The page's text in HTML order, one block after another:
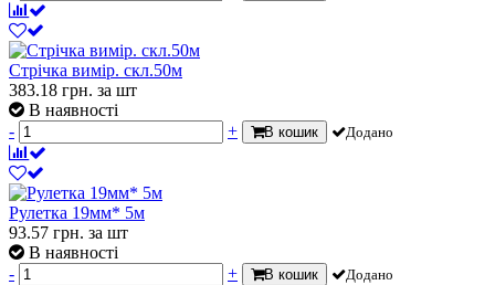
Стрічка вимір. скл.50м
383.18 грн. за шт
В наявності
-
+ В кошик Додано
Рулетка 19мм* 5м
93.57 грн. за шт
В наявності
-
+ В кошик Додано